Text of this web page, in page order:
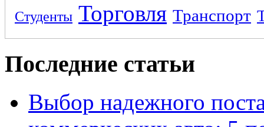
Студенты Торговля Транспорт
Последние статьи
Выбор надежного